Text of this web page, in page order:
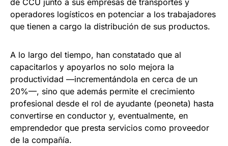
de CCU junto a sus empresas de transportes y
operadores logísticos en potenciar a los trabajadores
que tienen a cargo la distribución de sus productos.
A lo largo del tiempo, han constatado que al
capacitarlos y apoyarlos no solo mejora la
productividad —incrementándola en cerca de un
20%—, sino que además permite el crecimiento
profesional desde el rol de ayudante (peoneta) hasta
convertirse en conductor y, eventualmente, en
emprendedor que presta servicios como proveedor
de la compañía.